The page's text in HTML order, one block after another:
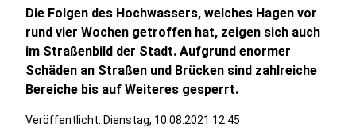
Die Folgen des Hochwassers, welches Hagen vor
rund vier Wochen getroffen hat, zeigen sich auch
im Straßenbild der Stadt. Aufgrund enormer
Schäden an Straßen und Brücken sind zahlreiche
Bereiche bis auf Weiteres gesperrt.
Veröffentlicht: Dienstag, 10.08.2021 12:45